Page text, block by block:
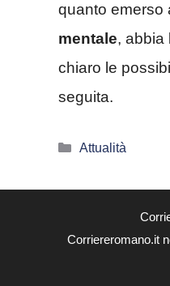
quanto emerso
mentale, abbia
chiaro le
seguita.
Categorie
Attualità
Corriereromano.it